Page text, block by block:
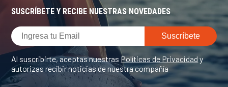
SUSCRÍBETE Y RECIBE NUESTRAS NOVEDADES
Al suscribirte, aceptas nuestras Políticas de Privacidady
autorizas recibir noticias de nuestra compañía